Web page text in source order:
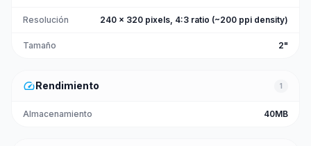
Resolución 240 x 320 pixels, 4:3 ratio (~200 ppi density)
Tamaño 2"
speedRendimiento 1
Almacenamiento 40MB